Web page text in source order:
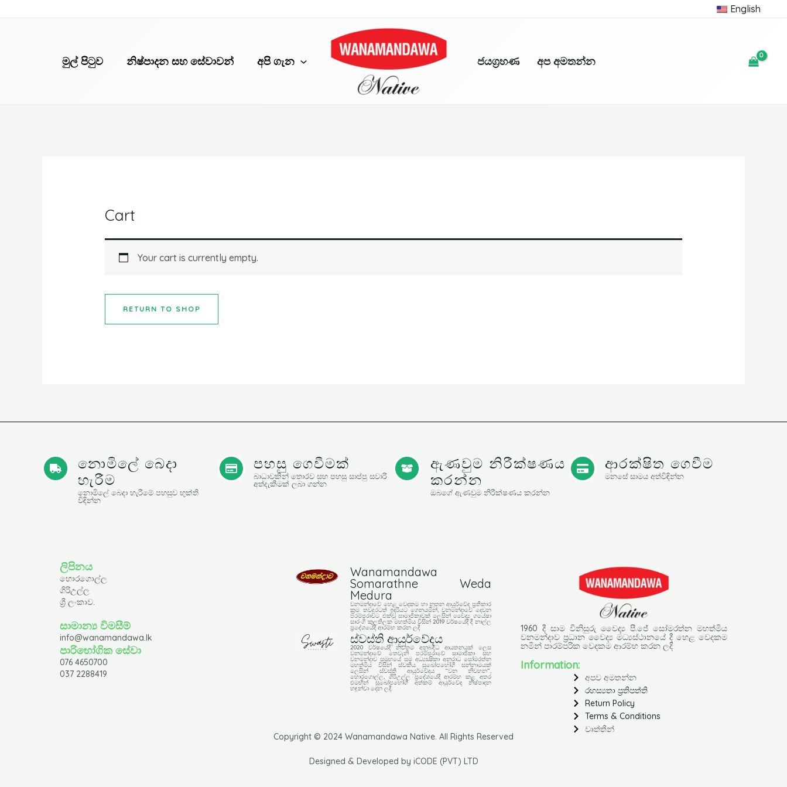
English
මුල් පිටුව නිෂ්පාදන සහ සේවාවන් අපි ගැන ජයග්‍රහණ අප අමතන්න
Cart
Your cart is currently empty.
RETURN TO SHOP
නොමිලේ බෙදා
හැරීම
නොමිලේ බෙදා හැරීමේ පහසුව භුක්ති
විඳින්න
පහසු ගෙවීමක්
බාධාවකින් තොරව සහ පහසු සාප්පු සවාරි
අත්දැකීමක් ලබා ගන්න
ඇණවුම නිරීක්ෂණය
කරන්න
ඔබගේ ඇණවුම නිරීක්ෂණය කරන්න
ආරක්ෂිත ගෙවීම
මනසේ සාමය අත්විඳින්න
ලිපිනය
හොරගොල්ල
ගිරිඋල්ල
ශ්‍රී ලංකාව.
සාමාන්‍ය විමසීම්
info@wanamandawa.lk
පාරිභෝගික සේවා
076 4650700
037 2288419
Wanamandawa
Somarathne Weda
Medura
වනමන්දාවේ හෙළ වෙදකම හා නූතන ආයුර්වේද ප්‍රතිකාර
ක්‍රම තවදුරටත් ඉදරියට ගෙනයමින්, වනමන්දාවේ දෙවන
පරම්පරාවට එක්වූ සාමාජිකාවක් ලෙසින් වෛද්‍ය ගයේෂා
සාරංගි කුලතිලක මහත්මිය විසින් 2019 වර්ෂයේදී දී නාල්ල
ප්‍රදේශයේදී ආරම්භ කරන ලදී
ස්වස්ති ආයුර්වේදය
2020 වර්ෂයේදී නවතම අනුබද්ධ ආයතනයක් ලෙස
වනමන්දාවේ තෙවැනි පරම්පරාවේ සාමාජිකා සහ
වනමන්දාව සමූහයේ සම අධ්‍යක්‍ෂිකා අනුරාධ සෝමරත්න
මහත්මිය විසින් ස්වකීය සුඛෝපභෝගී සන්නාමයක්
ලෙසින් ස්වස්ති ආයුර්වේදය “වන නිවහන”,
හොරගොල්ල, ගිරිඋල්ල ප්‍රදේශයේදී ආරම්භ කළ අතර
එමඟින් සුඛෝපභෝගී අත්කම් ආයුර්වේද නිෂ්පාදන
හඳුන්වා දෙන ලදී.
1960 දී සාම විනිසුරු වෛද්‍ය පී.ජේ සෝමරත්න මහත්මිය
වනමන්දාව ප්‍රධාන වෛද්‍ය මධ්‍යස්ථානයේ දී හෙළ වෙදකම
නමින් පාරම්පරික වෙදකම ආරම්භ කරන ලදි
Information:
අපව අමතන්න
රහස්‍යතා ප්‍රතිපත්ති
Return Policy
Terms & Conditions
වෘත්තීන්
Copyright © 2024 Wanamandawa Native. All Rights Reserved
Designed & Developed by iCODE (PVT) LTD